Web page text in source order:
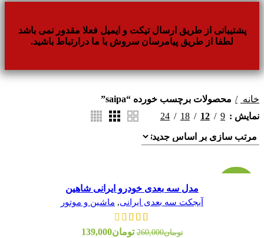
پشتیبانی از طریق ارسال تیکت و ایمیل فعلا مقدور نمی باشد
لطفا از طریق پیامرسان سروش با ما درارتباط باشید.
خانه
محصولات برچسب خورده “saipa”
نمایش
9
12
18
24
افزودن به علاقه
مدل سه بعدی خودرو ایرانی شاهین
آبجکت سه بعدی ایرانی, ماشین و موتور
تومان260,000 تومان139,000